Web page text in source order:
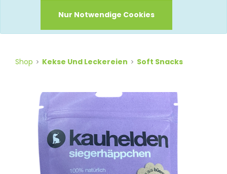
Nur Notwendige Cookies
Shop Kekse Und Leckereien Soft Snacks